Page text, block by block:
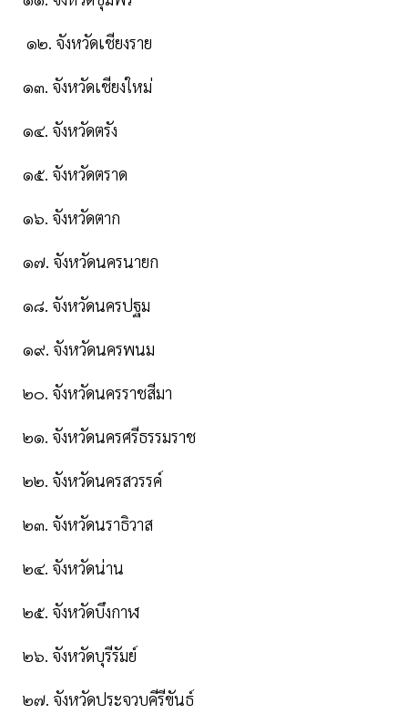
๑๒. จังหวัดเชียงราย
๑๓. จังหวัดเชียงใหม่
๑๔. จังหวัดตรัง
๑๕. จังหวัดตราด
๑๖. จังหวัดตาก
๑๗. จังหวัดนครนายก
๑๘. จังหวัดนครปฐม
๑๙. จังหวัดนครพนม
๒๐. จังหวัดนครราชสีมา
๒๑. จังหวัดนครศรีธรรมราช
๒๒. จังหวัดนครสวรรค์
๒๓. จังหวัดนราธิวาส
๒๔. จังหวัดน่าน
๒๕. จังหวัดบึงกาฬ
๒๖. จังหวัดบุรีรัมย์
๒๗. จังหวัดประจวบคีรีขันธ์